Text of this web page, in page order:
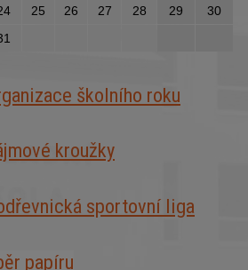
25 26 27 28 29
30
školního roku
kroužky
sportovní liga
papíru